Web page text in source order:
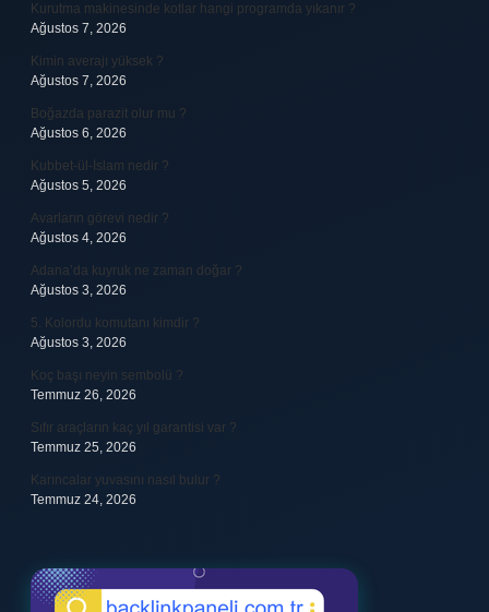
Kurutma makinesinde kotlar hangi programda yıkanır ?
Ağustos 7, 2026
Kimin averajı yüksek ?
Ağustos 7, 2026
Boğazda parazit olur mu ?
Ağustos 6, 2026
Kubbet-ül-İslam nedir ?
Ağustos 5, 2026
Avarların görevi nedir ?
Ağustos 4, 2026
Adana’da kuyruk ne zaman doğar ?
Ağustos 3, 2026
5. Kolordu komutanı kimdir ?
Ağustos 3, 2026
Koç başı neyin sembolü ?
Temmuz 26, 2026
Sıfır araçların kaç yıl garantisi var ?
Temmuz 25, 2026
Karıncalar yuvasını nasıl bulur ?
Temmuz 24, 2026